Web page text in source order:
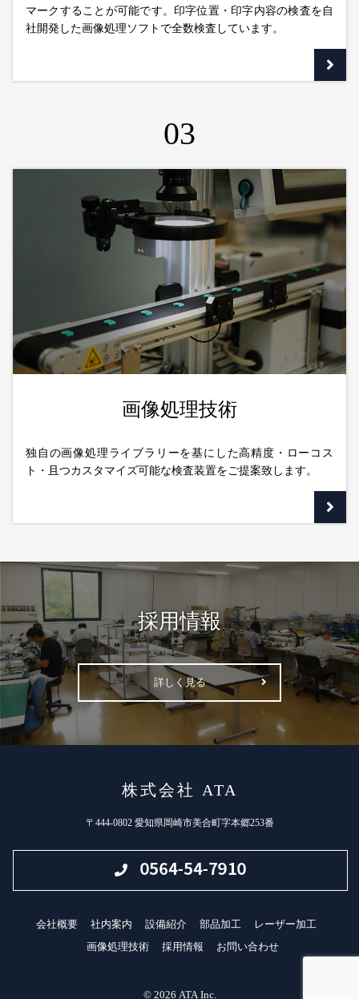
マークすることが可能です。印字位置・印字内容の検査を自
社開発した画像処理ソフトで全数検査しています。
03
画像処理技術
独自の画像処理ライブラリーを基にした高精度・ローコス
ト・且つカスタマイズ可能な検査装置をご提案致します。
採用情報
詳しく見る
株式会社 ATA
〒444-0802 愛知県岡崎市美合町字本郷253番
会社概要 社内案内 設備紹介 部品加工
レーザー加工
画像処理技術
採用情報 お問い合わせ
© 2026 ATA Inc.